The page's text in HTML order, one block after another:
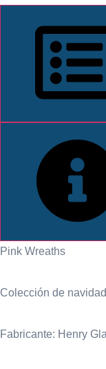
Pink Wreaths
Colección de
Fabricante: Henry